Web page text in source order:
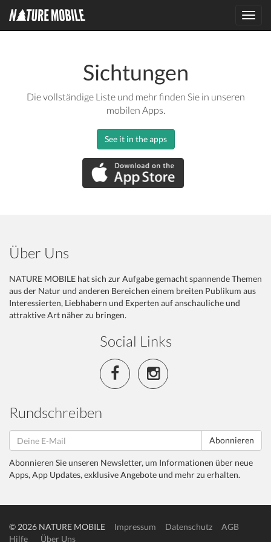
Sichtungen
Die vollständige Liste und mehr finden Sie in unseren
mobilen Apps.
See it in the apps
Über Uns
NATURE MOBILE hat sich zur Aufgabe gemacht spannende Themen
aus der Natur und anderen Bereichen einem breiten Publikum aus
Interessierten, Liebhabern und Experten auf anschauliche und
attraktive Art näher zu bringen.
Social Links
Rundschreiben
Abonnieren
Abonnieren Sie unseren Newsletter, um Informationen über neue
Apps, App Updates, exklusive Angebote und mehr zu erhalten.
© 2026 NATURE MOBILE Impressum Datenschutz
AGB
Hilfe
Über Uns